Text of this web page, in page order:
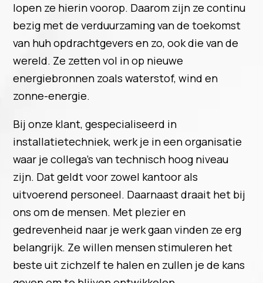
lopen ze hierin voorop. Daarom zijn ze continu
bezig met de verduurzaming van de toekomst
van huh opdrachtgevers en zo, ook die van de
wereld. Ze zetten vol in op nieuwe
energiebronnen zoals waterstof, wind en
zonne-energie.
Bij onze klant, gespecialiseerd in
installatietechniek, werk je in een organisatie
waar je collega’s van technisch hoog niveau
zijn. Dat geldt voor zowel kantoor als
uitvoerend personeel. Daarnaast draait het bij
ons om de mensen. Met plezier en
gedrevenheid naar je werk gaan vinden ze erg
belangrijk. Ze willen mensen stimuleren het
beste uit zichzelf te halen en zullen je de kans